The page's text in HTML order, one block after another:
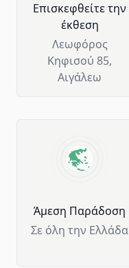
Επισκεφθείτε την
έκθεση
Λεωφόρος
Κηφισού 85,
Αιγάλεω
Άμεση Παράδοση
Σε όλη την Ελλάδα